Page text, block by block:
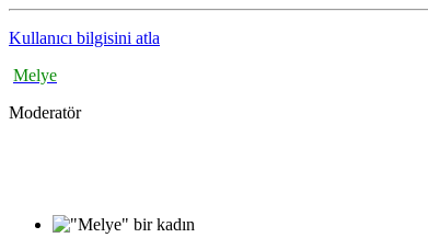
Kullanıcı bilgisini atla
Melye
Moderatör